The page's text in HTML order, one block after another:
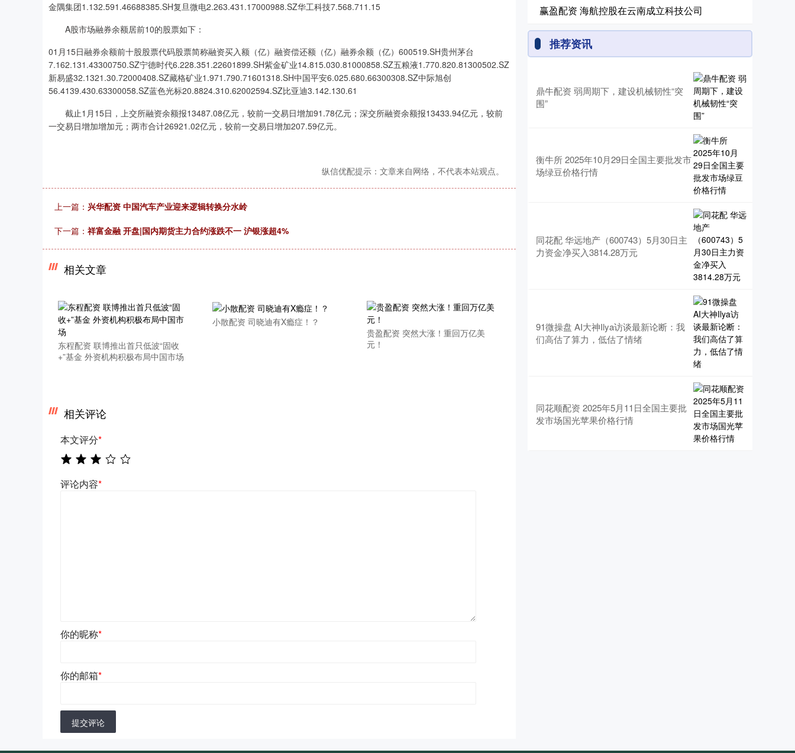
金隅集团1.132.591.46688385.SH复旦微电2.263.431.17000988.SZ华工科技7.568.711.15
A股市场融券余额居前10的股票如下：
01月15日融券余额前十股股票代码股票简称融资买入额（亿）融资偿还额（亿）融券余额（亿）600519.SH贵州茅台
7.162.131.43300750.SZ宁德时代6.228.351.22601899.SH紫金矿业14.815.030.81000858.SZ五粮液1.770.820.81300502.SZ
新易盛32.1321.30.72000408.SZ藏格矿业1.971.790.71601318.SH中国平安6.025.680.66300308.SZ中际旭创
56.4139.430.63300058.SZ蓝色光标20.8824.310.62002594.SZ比亚迪3.142.130.61
截止1月15日，上交所融资余额报13487.08亿元，较前一交易日增加91.78亿元；深交所融资余额报13433.94亿元，较前
一交易日增加增加元；两市合计26921.02亿元，较前一交易日增加207.59亿元。
纵信优配提示：文章来自网络，不代表本站观点。
上一篇： 兴华配资 中国汽车产业迎来逻辑转换分水岭
下一篇： 祥富金融 开盘|国内期货主力合约涨跌不一 沪银涨超4%
相关文章
东程配资 联博推出首只低波“固收
+”基金 外资机构积极布局中国市场
小散配资 司晓迪有X瘾症！？
贵盈配资 突然大涨！重回万亿美
元！
相关评论
本文评分*
评论内容*
你的昵称*
你的邮箱*
提交评论
赢盈配资 海航控股在云南成立科技公司
推荐资讯
鼎牛配资 弱周期下，建设机械韧性“突
围”
衡牛所 2025年10月29日全国主要批发市
场绿豆价格行情
同花配 华远地产（600743）5月30日主
力资金净买入3814.28万元
91微操盘 AI大神Ilya访谈最新论断：我
们高估了算力，低估了情绪
同花顺配资 2025年5月11日全国主要批
发市场国光苹果价格行情